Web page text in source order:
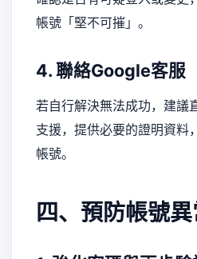
帳號「堅不可摧」。
4. 聯絡Google客服
若自行解決無法成功，建議
支援，提供必要的證明資料
帳號。
四、預防帳號